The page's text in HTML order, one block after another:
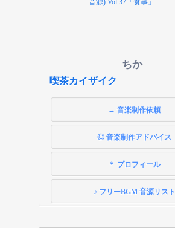
ちか
喫茶カイザイク
→ 音楽制作依頼
◎ 音楽制作アドバイス
＊ プロフィール
♪ フリーBGM 音源リスト